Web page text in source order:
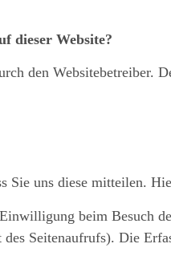
dieser Website?
den Websitebetreiber.
Sie uns diese mitteilen.
beim Besuch
Seitenaufrufs). Die